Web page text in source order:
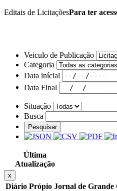
Editais de LicitaçõesPara ter
Veiculo de Publicação
Categoria
Data inícial
Data Final
Situação
Busca
Pesquisar
Última
Atualização
x
Diário Própio Jornal de Grande